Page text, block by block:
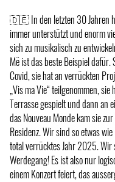
🇩🇪 In den letzten 30 Jahren
immer unterstützt und enorm
sich zu musikalisch zu
Më ist das beste Beispiel
Covid, sie hat an verrückten
„Vis ma Vie“ teilgenommen,
Terrasse gespielt und dann an
das Nouveau Monde kam sie
Residenz. Wir sind so etwas
total verrücktes Jahr 2025.
Werdegang! Es ist also nur
einem Konzert feiert, das